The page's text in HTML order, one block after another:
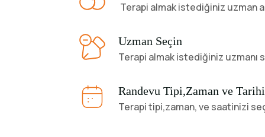
Terapi almak istediğiniz uzman
Uzman Seçin
Terapi almak istediğiniz uzmanı
Randevu Tipi,Zaman ve
Terapi tipi,zaman, ve saatinizi